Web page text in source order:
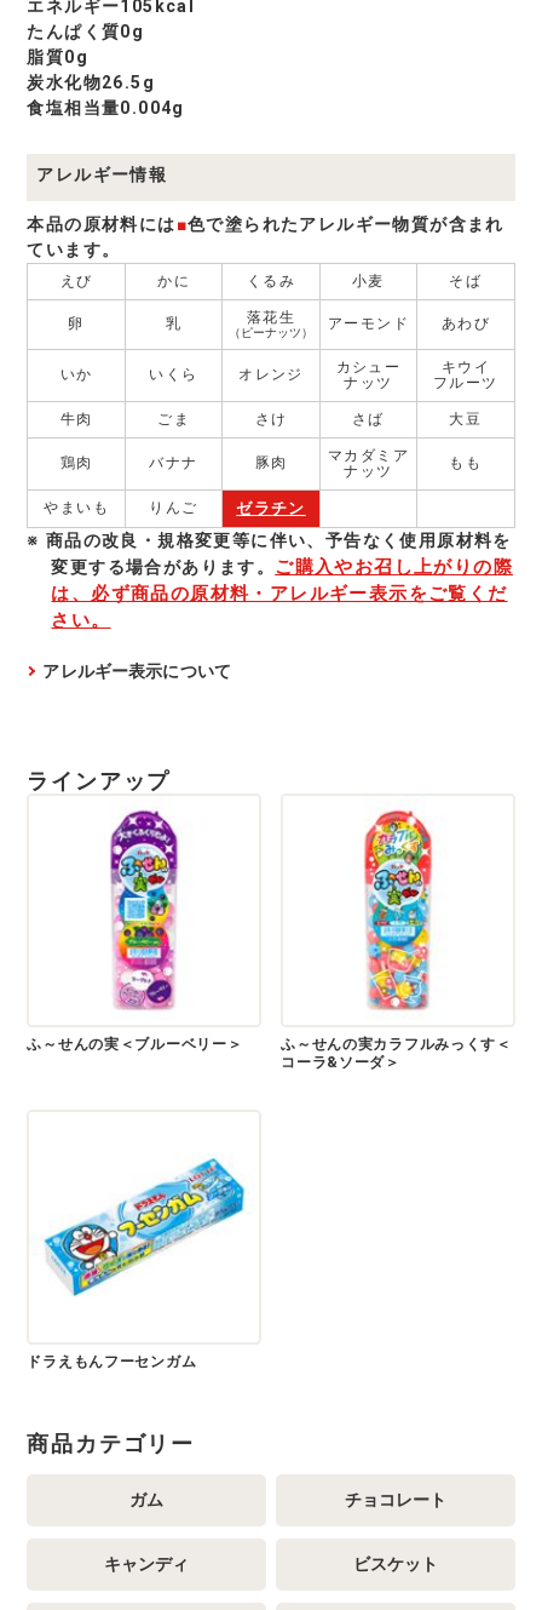
エネルギー105kcal
たんぱく質0g
脂質0g
炭水化物26.5g
食塩相当量0.004g
アレルギー情報
本品の原材料には■色で塗られたアレルギー物質が含まれ
ています。
えび かに くるみ 小麦 そば
卵 乳 落花生
（ピーナッツ） アーモンド あわび
いか いくら オレンジ
カシュー
ナッツ
キウイ
フルーツ
牛肉 ごま さけ さば 大豆
鶏肉 バナナ 豚肉
マカダミア
ナッツ
もも
やまいも りんご ゼラチン
商品の改良・規格変更等に伴い、予告なく使⽤原材料を
変更する場合があります。 ご購入やお召し上がりの際
は、必ず商品の原材料・アレルギー表示をご覧くだ
さい。
アレルギー表示について
ラインアップ
ふ～せんの実＜ブルーベリー＞
ふ～せんの実カラフルみっくす＜
コーラ&ソーダ＞
ドラえもんフーセンガム
商品カテゴリー
ガム チョコレート
キャンディ ビスケット